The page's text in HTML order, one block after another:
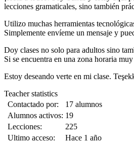
lecciones gramaticales, sino también
Utilizo muchas herramientas
Simplemente envíeme un mensaje y
Doy clases no solo para adultos sino
Si se encuentra en una zona horaria
Estoy deseando verte en mi clase.
Teacher statistics
Contactado por:
17 alumnos
Alumnos activos: 19
Lecciones:
225
Ultimo acceso:
Hace 1 año